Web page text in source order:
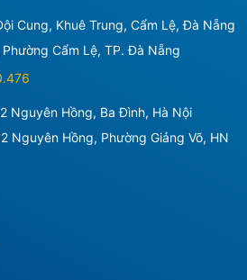
Cung, Khuê Trung, Cẩm Lệ, Đà Nẵng
Cẩm Lệ, TP. Đà Nẵng
Nguyên Hồng, Ba Đình, Hà Nội
Nguyên Hồng, Phường Giảng Võ, HN